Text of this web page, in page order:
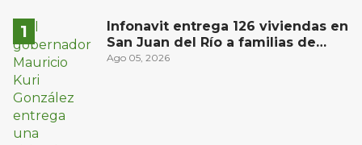
Infonavit entrega 126 viviendas en
San Juan del Río a familias de
bajos ingresos
Ago 05, 2026